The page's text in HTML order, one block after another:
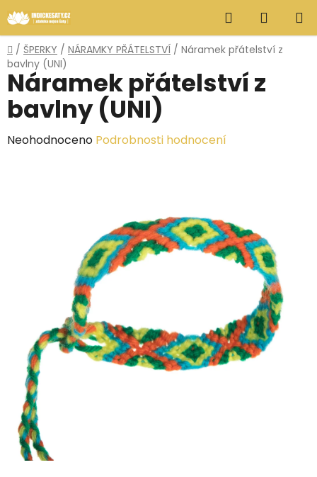
na
obsah
Hledat
KOŠÍK
Domů
/ ŠPERKY / NÁRAMKY PŘÁTELSTVÍ / Náramek přátelství z
bavlny (UNI)
Náramek přátelství z
bavlny (UNI)
Průměrné
Neohodnoceno Podrobnosti hodnocení